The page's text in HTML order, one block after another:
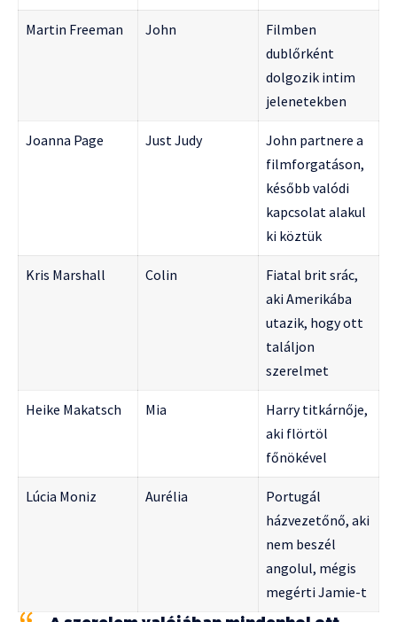
Martin Freeman John
Filmben
dublőrként
dolgozik intim
jelenetekben
Joanna Page Just Judy
John partnere a
filmforgatáson,
később valódi
kapcsolat alakul
ki köztük
Kris Marshall Colin
Fiatal brit srác,
aki Amerikába
utazik, hogy ott
találjon
szerelmet
Heike Makatsch Mia
Harry titkárnője,
aki flörtöl
főnökével
Lúcia Moniz Aurélia
Portugál
házvezetőnő, aki
nem beszél
angolul, mégis
megérti Jamie-t